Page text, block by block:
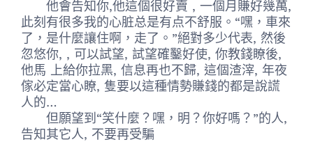
他會告知你,他這個很好賣 , 一個月賺好幾萬,
此刻有很多我的心脏总是有点不舒服。“嘿，車來
了，是什麼讓住啊，走了。”絕對多少代表, 然後
忽悠你, , 可以試望, 試望確鑿好使, 你教錢瞭後,
他馬 上給你拉黑, 信息再也不歸, 這個渣滓, 年夜
傢必定當心瞭, 隻要以這種情勢賺錢的都是說謊
人的…
但願望到“笑什麼？嘿，明？你好嗎？”的人,
告知其它人, 不要再受騙